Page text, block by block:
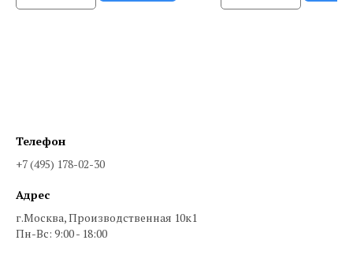
Телефон
+7 (495) 178-02-30
Адрес
г.Москва, Производственная 10к1
Пн-Вс: 9:00 - 18:00